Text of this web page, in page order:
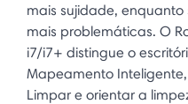
mais sujidade,
mais problemáticas. O
i7/i7+ distingue o
Mapeamento
Limpar e orientar a